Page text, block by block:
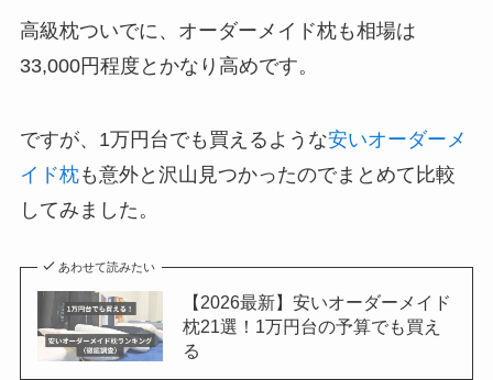
高級枕ついでに、オーダーメイド枕も相場は
33,000円程度とかなり高めです。
ですが、1万円台でも買えるような安いオーダーメ
イド枕も意外と沢山見つかったのでまとめて比較
してみました。
あわせて読みたい
【2026最新】安いオーダーメイド
枕21選！1万円台の予算でも買え
る